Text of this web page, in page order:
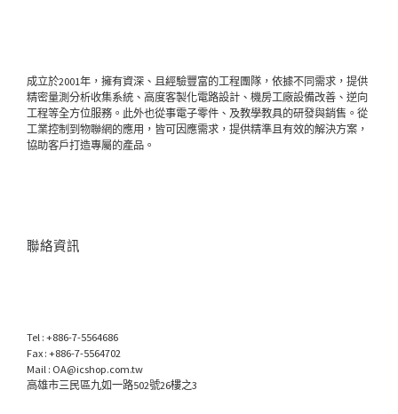
成立於2001年，擁有資深、且經驗豐富的工程團隊，依據不同需求，提供
精密量測分析收集系統、高度客製化電路設計、機房工廠設備改善、逆向
工程等全方位服務。此外也從事電子零件、及教學教具的研發與銷售。從
工業控制到物聯網的應用，皆可因應需求，提供精準且有效的解決方案，
協助客戶打造專屬的產品。
聯絡資訊
Tel : +886-7-5564686
Fax : +886-7-5564702
Mail : OA@icshop.com.tw
高雄市三民區九如一路502號26樓之3